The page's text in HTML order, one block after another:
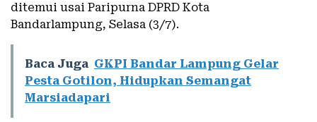
ditemui usai Paripurna DPRD Kota
Bandarlampung, Selasa (3/7).
Baca Juga GKPI Bandar Lampung Gelar
Pesta Gotilon, Hidupkan Semangat
Marsiadapari